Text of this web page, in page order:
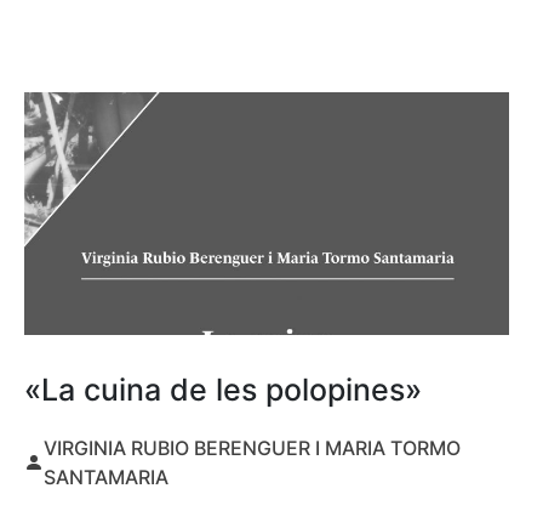
«La cuina de les polopines»
VIRGINIA RUBIO BERENGUER I MARIA TORMO
SANTAMARIA